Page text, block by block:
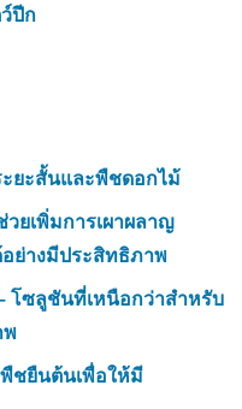
ปีก
ยะสั้นและพืชดอกไม้
ยเพิ่มการเผาผลาญ
ย่างมีประสิทธิภาพ
โซลูชันที่เหนือกว่าสำหรับ
พ
ชยืนต้นเพื่อให้มี